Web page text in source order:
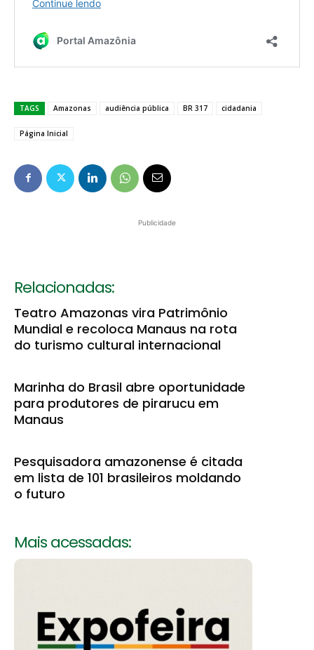
TAGS Amazonas audiência pública BR 317 cidadania
Página Inicial
Publicidade
Relacionadas:
Teatro Amazonas vira Patrimônio
Mundial e recoloca Manaus na rota
do turismo cultural internacional
Marinha do Brasil abre oportunidade
para produtores de pirarucu em
Manaus
Pesquisadora amazonense é citada
em lista de 101 brasileiros moldando
o futuro
Mais acessadas: